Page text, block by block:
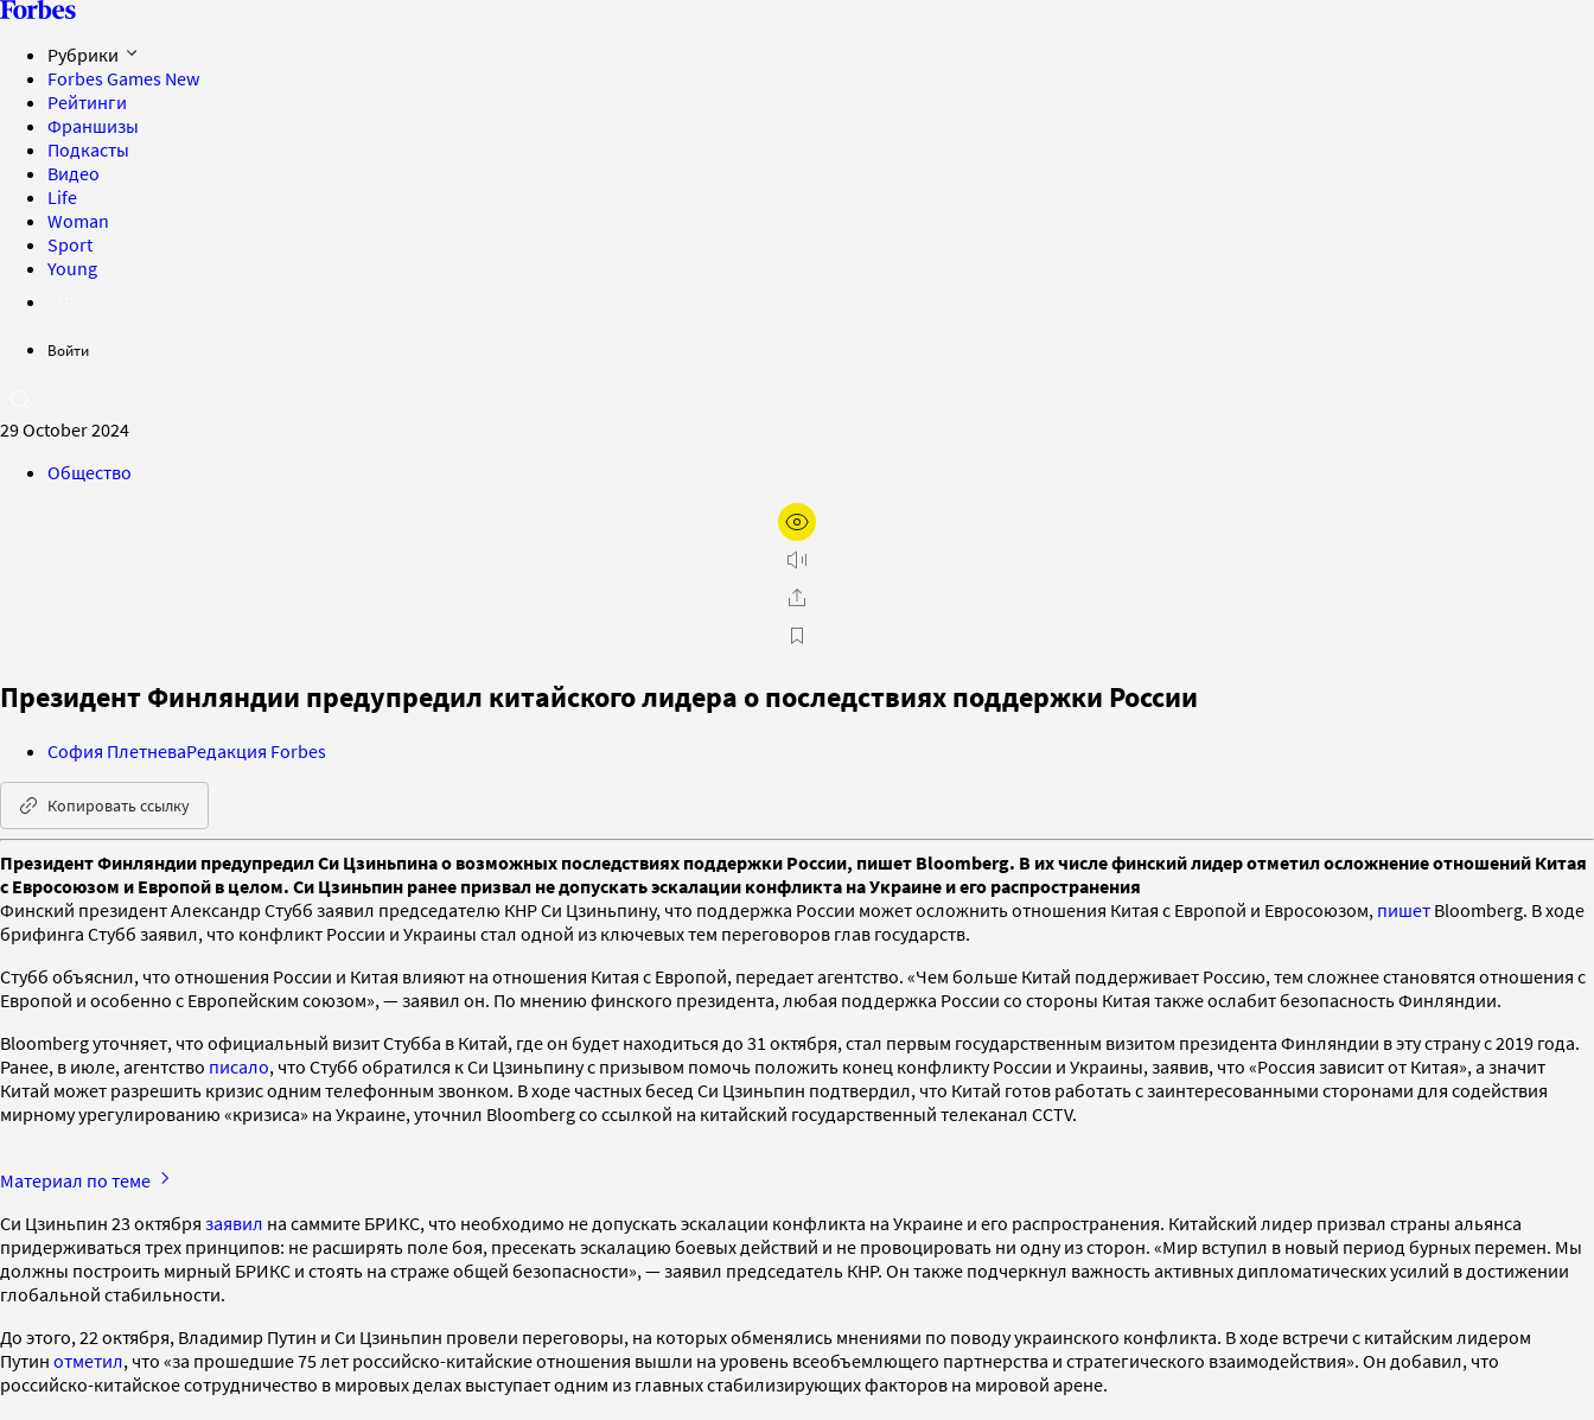
Рубрики
Forbes Games New
Рейтинги
Франшизы
Подкасты
Видео
Life
Woman
Sport
Young
Войти
29 October 2024
Общество
Президент Финляндии предупредил китайского лидера о последствиях поддержки России
София ПлетневаРедакция Forbes
Копировать ссылку
Президент Финляндии предупредил Си Цзиньпина о возможных последствиях поддержки России, пишет Bloomberg. В их числе финский лидер отметил осложнение отношений Китая
с Евросоюзом и Европой в целом. Си Цзиньпин ранее призвал не допускать эскалации конфликта на Украине и его распространения
Финский президент Александр Стубб заявил председателю КНР Си Цзиньпину, что поддержка России может осложнить отношения Китая с Европой и Евросоюзом, пишет Bloomberg. В ходе
брифинга Стубб заявил, что конфликт России и Украины стал одной из ключевых тем переговоров глав государств.
Стубб объяснил, что отношения России и Китая влияют на отношения Китая с Европой, передает агентство. «Чем больше Китай поддерживает Россию, тем сложнее становятся отношения с
Европой и особенно с Европейским союзом», — заявил он. По мнению финского президента, любая поддержка России со стороны Китая также ослабит безопасность Финляндии.
Bloomberg уточняет, что официальный визит Стубба в Китай, где он будет находиться до 31 октября, стал первым государственным визитом президента Финляндии в эту страну с 2019 года.
Ранее, в июле, агентство писало, что Стубб обратился к Си Цзиньпину с призывом помочь положить конец конфликту России и Украины, заявив, что «Россия зависит от Китая», а значит
Китай может разрешить кризис одним телефонным звонком. В ходе частных бесед Си Цзиньпин подтвердил, что Китай готов работать с заинтересованными сторонами для содействия
мирному урегулированию «кризиса» на Украине, уточнил Bloomberg со ссылкой на китайский государственный телеканал CCTV.
Материал по теме
Си Цзиньпин 23 октября заявил на саммите БРИКС, что необходимо не допускать эскалации конфликта на Украине и его распространения. Китайский лидер призвал страны альянса
придерживаться трех принципов: не расширять поле боя, пресекать эскалацию боевых действий и не провоцировать ни одну из сторон. «Мир вступил в новый период бурных перемен. Мы
должны построить мирный БРИКС и стоять на страже общей безопасности», — заявил председатель КНР. Он также подчеркнул важность активных дипломатических усилий в достижении
глобальной стабильности.
До этого, 22 октября, Владимир Путин и Си Цзиньпин провели переговоры, на которых обменялись мнениями по поводу украинского конфликта. В ходе встречи с китайским лидером
Путин отметил, что «за прошедшие 75 лет российско-китайские отношения вышли на уровень всеобъемлющего партнерства и стратегического взаимодействия». Он добавил, что
российско-китайское сотрудничество в мировых делах выступает одним из главных стабилизирующих факторов на мировой арене.